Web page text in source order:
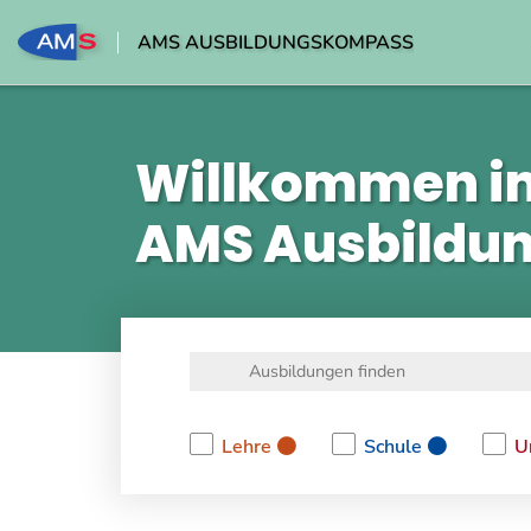
AMS AUSBILDUNGSKOMPASS
Willkommen
AMS
Lehre
Schule